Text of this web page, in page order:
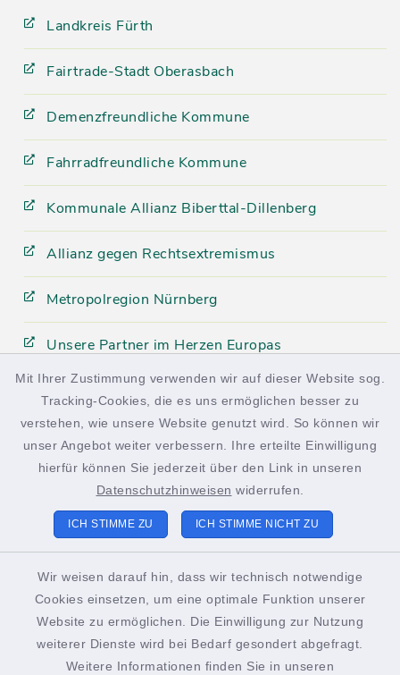
Mit Ihrer Zustimmung verwenden wir auf dieser Website sog.
Tracking-Cookies, die es uns ermöglichen besser zu
verstehen, wie unsere Website genutzt wird. So können wir
unser Angebot weiter verbessern. Ihre erteilte Einwilligung
hierfür können Sie jederzeit über den Link in unseren
Datenschutzhinweisen widerrufen.
ICH STIMME ZU ICH STIMME NICHT ZU
Wir weisen darauf hin, dass wir technisch notwendige
Cookies einsetzen, um eine optimale Funktion unserer
Website zu ermöglichen. Die Einwilligung zur Nutzung
weiterer Dienste wird bei Bedarf gesondert abgefragt.
Weitere Informationen finden Sie in unseren
Landkreis Fürth
Fairtrade-Stadt Oberasbach
Demenzfreundliche Kommune
Fahrradfreundliche Kommune
Kommunale Allianz Biberttal-Dillenberg
Allianz gegen Rechtsextremismus
Metropolregion Nürnberg
Unsere Partner im Herzen Europas
facebook
instagram
Kontakt
Datenschutz
Impressum